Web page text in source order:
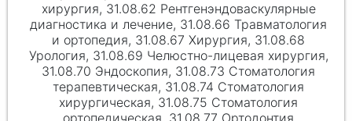
хирургия, 31.08.62 Рентгенэндоваскулярные
диагностика и лечение, 31.08.66 Травматология
и ортопедия, 31.08.67 Хирургия, 31.08.68
Урология, 31.08.69 Челюстно-лицевая хирургия,
31.08.70 Эндоскопия, 31.08.73 Стоматология
терапевтическая, 31.08.74 Стоматология
хирургическая, 31.08.75 Стоматология
ортопедическая, 31.08.77 Ортодонтия